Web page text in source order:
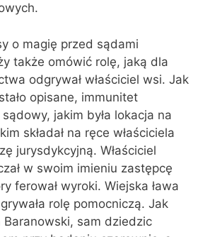
o magię przed sądami
także omówić rolę, jaką dla
odgrywał właściciel wsi. Jak
opisane, immunitet
jakim była lokacja na
składał na ręce właściciela
jurysdykcyjną. Właściciel
w swoim imieniu zastępcę
ferował wyroki. Wiejska ława
rolę pomocniczą. Jak
Baranowski, sam dziedzic